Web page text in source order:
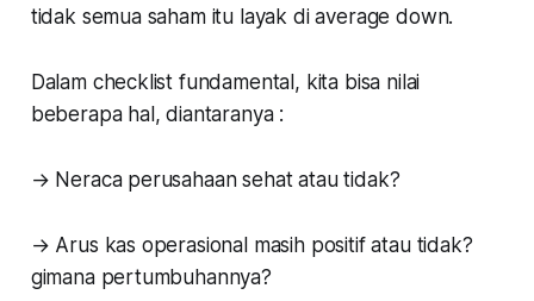
tidak semua saham itu layak di average down.
Dalam checklist fundamental, kita bisa nilai
beberapa hal, diantaranya :
→ Neraca perusahaan sehat atau tidak?
→ Arus kas operasional masih positif atau tidak?
gimana pertumbuhannya?